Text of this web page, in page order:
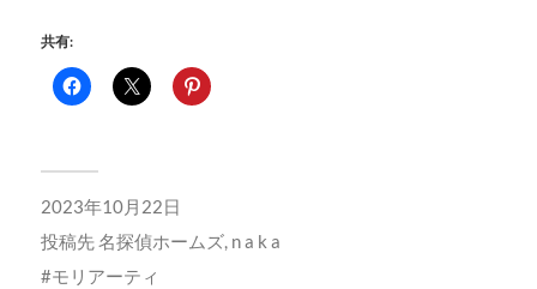
共有:
2023年10月22日
投稿先名探偵ホームズ, n a k a
モリアーティ